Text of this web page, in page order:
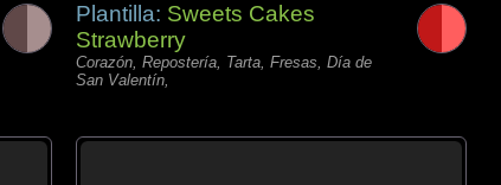
Plantilla: Sweets Cakes
Strawberry
Corazón, Repostería, Tarta, Fresas, Día de
San Valentín,